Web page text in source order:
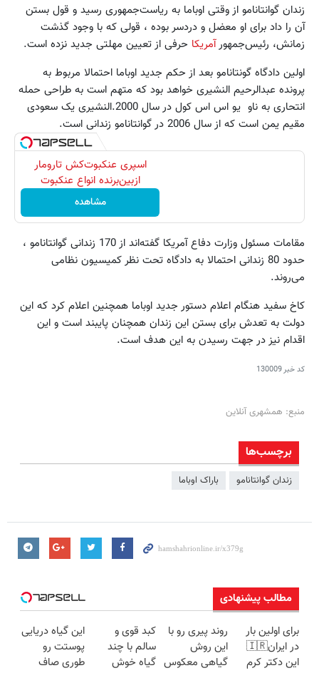
زندان گوانتانامو از وقتی اوباما به ریاست‌جمهوری رسید و قول بستن
آن را داد برای او معضل و دردسر بوده ، قولی که با وجود گذشت
زمانش، رئیس‌جمهورآمریکا حرفی از تعیین مهلتی جدید نزده است.
اولین دادگاه گونتانامو بعد از حکم جدید اوباما احتمالا مربوط به
پرونده عبدالرحیم النشیری خواهد بود که متهم است به طراحی حمله
انتحاری به ناو یو اس اس کول در سال 2000.النشیری یک سعودی
مقیم یمن است که از سال 2006 در گوانتانامو زندانی است.
اسپری عنکبوت‌‌کش تارومار
ازبین‌برنده انواع عنکبوت
مشاهده
مقامات مسئول وزارت دفاع آمریکا گفته‌اند از 170 زندانی گوانتانامو ،
حدود 80 زندانی احتمالا به دادگاه تحت نظر کمیسیون نظامی
می‌روند.
کاخ سفید هنگام اعلام دستور جدید اوباما همچنین اعلام کرد که این
دولت به تعدش برای بستن این زندان همچنان پایبند است و این
اقدام نیز در جهت رسیدن به این هدف است.
کد خبر130009
منبع: همشهری آنلاین
برچسب‌ها
زندان گوانتانامو باراک اوباما
مطالب پیشنهادی
برای اولین بار
در ایران🇮🇷
این دکتر کرم
روند پیری رو با
این روش
گیاهی معکوس
کبد قوی و
سالم با چند
گیاه خوش
این گیاه دریایی
پوستت رو
طوری صاف